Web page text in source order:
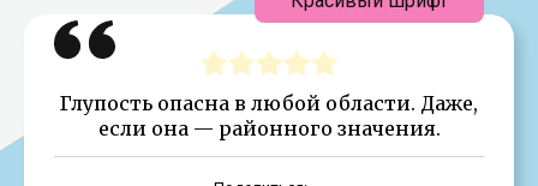
Глупость опасна в любой области. Даже,
если она — районного значения.